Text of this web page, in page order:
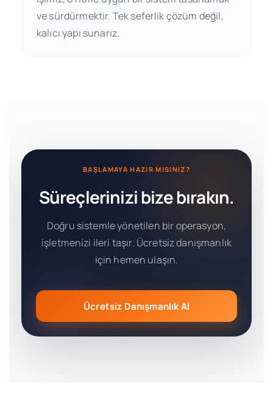
ve sürdürmektir. Tek seferlik çözüm değil,
kalıcı yapı sunarız.
BAŞLAMAYA HAZIR MISINIZ?
Süreçlerinizi bize bırakın.
Doğru sistemle yönetilen bir operasyon,
işletmenizi ileri taşır. Ücretsiz danışmanlık
için hemen ulaşın.
Ücretsiz Danışmanlık Al